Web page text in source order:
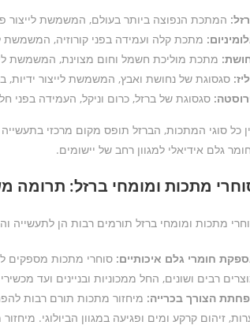
המתכת הנפוצה ביותר בעולם, המשמשת לייצור
מתכת קלה ועמידה בפני קורוזיה, המשמשת
מתכת מוליכת חשמל וחום מצוינת, המשמשת
סגסוגת של נחושת ואבץ, המשמשת לייצור ידיות,
סגסוגת של ברזל, כרום וניקל, העמידה בפני
כל סוגי המתכות, הברזל תופס מקום מרכזי בתעשייה
גלם אידיאלי למגוון רחב של יישומים.
מתכות ומומחי ברזל: תרומה
מתכות ומומחי ברזל תורמים רבות הן לתעשייה
חומרי גלם איכותיים: סוחרי מתכות מספקים
רבים ושונים, החל ממכוניות ובניינים ועד
הצורך בכרייה: מיחזור מתכות תורם רבות
זיהום קרקע ומים ופגיעה במגוון הביולוגי.